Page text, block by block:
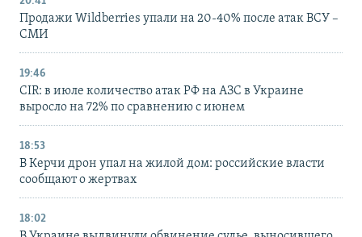
Продажи Wildberries упали на 20-40% после атак ВСУ –
СМИ
19:46
CIR: в июле количество атак РФ на АЗС в Украине
выросло на 72% по сравнению с июнем
18:53
В Керчи дрон упал на жилой дом: российские власти
сообщают о жертвах
18:02